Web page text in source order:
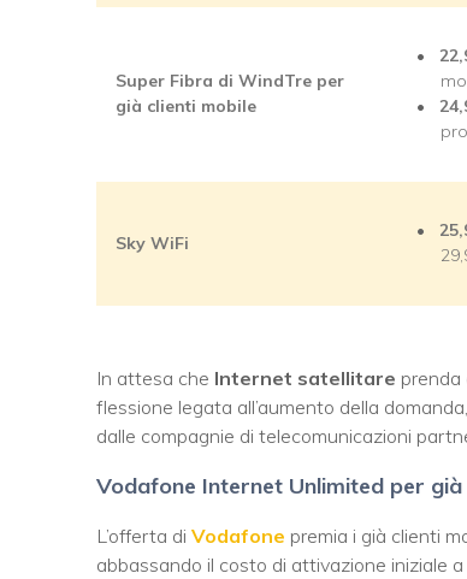
Super Fibra di WindTre per
già clienti mobile
Sky WiFi
In attesa che Internet satellitare prenda
flessione legata all’aumento della
dalle compagnie di telecomunicazioni
Vodafone Internet Unlimited per già
L’offerta di Vodafone premia i già clienti
abbassando il costo di attivazione iniziale a